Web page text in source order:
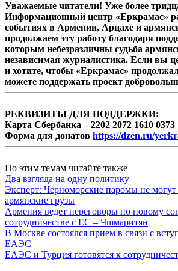
Уважаемые читатели! Уже более
Информационный центр «Еркрамас»
событиях в Армении, Арцахе и
продолжаем эту работу благодаря
которым небезразличны судьба
независимая журналистика. Если вы
и хотите, чтобы «Еркрамас»
можете поддержать проект
РЕКВИЗИТЫ ДЛЯ ПОДДЕРЖКИ:
Карта Сбербанка – 2202 2072 1610 0373
Форма для донатов https://dzen.ru/
По этим темам читайте также
Два взгляда на одну политику
Эксперт: Черноморские паромы не могут
армянские грузы
Армения ведет переговоры по новому
сотрудничестве с ЕС – Чшмаритян
В Москве состоялся прием в связи с
ЕАЭС
ЕАЭС и Турция готовятся к